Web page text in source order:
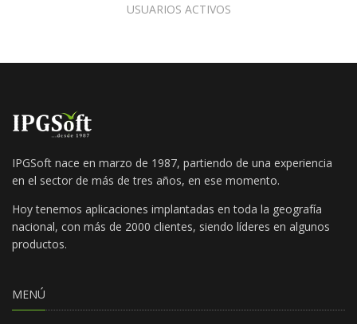
USUARIOS ACTIVOS
IPGSoft nace en marzo de 1987, partiendo de una experiencia
en el sector de más de tres años, en ese momento.
Hoy tenemos aplicaciones implantadas en toda la geografía
nacional, con más de 2000 clientes, siendo líderes en algunos
productos.
MENÚ